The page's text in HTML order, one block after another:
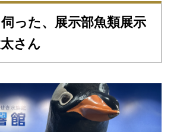
った、展示部魚類展示
さん